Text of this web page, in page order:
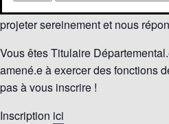
projeter sereinement et nous
Vous êtes Titulaire
amené.e à exercer des fonctions
pas à vous inscrire !
Inscription ici